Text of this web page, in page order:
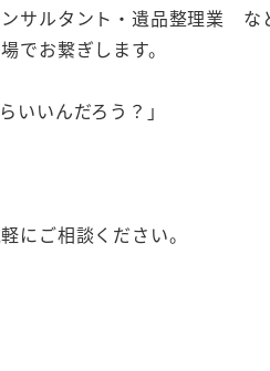
サルタント・遺品整理業 な
でお繋ぎします。
いいんだろう？」
にご相談ください。